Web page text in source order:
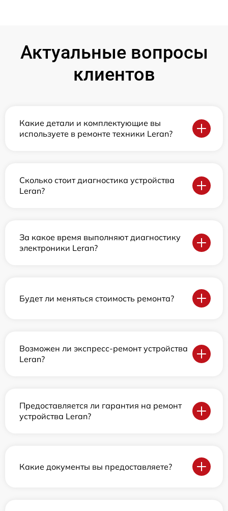
Актуальные вопросы
клиентов
Какие детали и комплектующие вы
используете в ремонте техники Leran?
Сколько стоит диагностика устройства
Leran?
За какое время выполняют диагностику
электроники Leran?
Будет ли меняться стоимость ремонта?
Возможен ли экспресс-ремонт устройства
Leran?
Предоставляется ли гарантия на ремонт
устройства Leran?
Какие документы вы предоставляете?